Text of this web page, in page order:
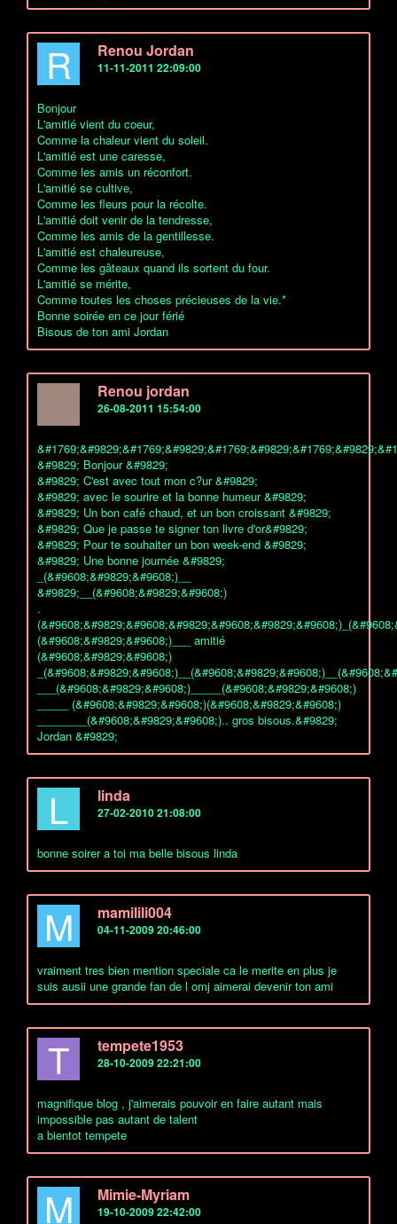
R Renou Jordan
11-11-2011 22:09:00
Bonjour
L'amitié vient du coeur,
Comme la chaleur vient du soleil.
L'amitié est une caresse,
Comme les amis un réconfort.
L'amitié se cultive,
Comme les fleurs pour la récolte.
L'amitié doit venir de la tendresse,
Comme les amis de la gentillesse.
L'amitié est chaleureuse,
Comme les gâteaux quand ils sortent du four.
L'amitié se mérite,
Comme toutes les choses précieuses de la vie.*
Bonne soirée en ce jour férié
Bisous de ton ami Jordan
Renou jordan
26-08-2011 15:54:00
&#9829; Bonjour &#9829;
&#9829; C'est avec tout mon c?ur &#9829;
&#9829; avec le sourire et la bonne humeur &#9829;
&#9829; Un bon café chaud, et un bon croissant &#9829;
&#9829; Que je passe te signer ton livre d'or&#9829;
&#9829; Pour te souhaiter un bon week-end &#9829;
&#9829; Une bonne journée &#9829;
_(&#9608;&#9829;&#9608;)__
&#9829;__(&#9608;&#9829;&#9608;)
.
(&#9608;&#9829;&#9608;)___ amitié
(&#9608;&#9829;&#9608;)
___(&#9608;&#9829;&#9608;)_____(&#9608;&#9829;&#9608;)
_____ (&#9608;&#9829;&#9608;)(&#9608;&#9829;&#9608;)
________(&#9608;&#9829;&#9608;).. gros bisous.&#9829;
Jordan &#9829;
L linda
27-02-2010 21:08:00
bonne soirer a toi ma belle bisous linda
M mamilili004
04-11-2009 20:46:00
vraiment tres bien mention speciale ca le merite en plus je
suis ausii une grande fan de l omj aimerai devenir ton ami
T tempete1953
28-10-2009 22:21:00
magnifique blog , j'aimerais pouvoir en faire autant mais
impossible pas autant de talent
a bientot tempete
M Mimie-Myriam
19-10-2009 22:42:00